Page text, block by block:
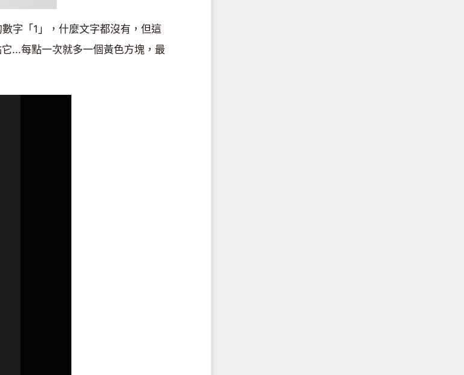
字「1」，什麼文字都沒有，但這
...每點一次就多一個黃色方塊，最